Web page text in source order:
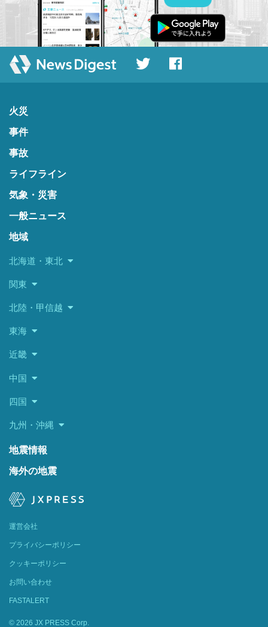
火災
事件
事故
ライフライン
気象・災害
一般ニュース
地域
北海道・東北
関東
北陸・甲信越
東海
近畿
中国
四国
九州・沖縄
地震情報
海外の地震
運営会社
プライバシーポリシー
クッキーポリシー
お問い合わせ
FASTALERT
© 2026 JX PRESS Corp.